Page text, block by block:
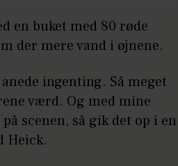
en buket med 80 røde
der mere vand i øjnene.
ingenting. Så meget
værd. Og med mine
scenen, så gik det op i en
Heick.